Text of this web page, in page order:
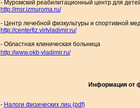
- Муромский реабилитационный центр для
http://msr.izmuroma.ru/
- Центр лечебной физкультуры и спортивной
http://centerfiz.virtvladimir.ru/
- Областная клиническая больница
http://www.okb-vladimir.ru/
Информация от
- Налоги физических лиц (pdf)